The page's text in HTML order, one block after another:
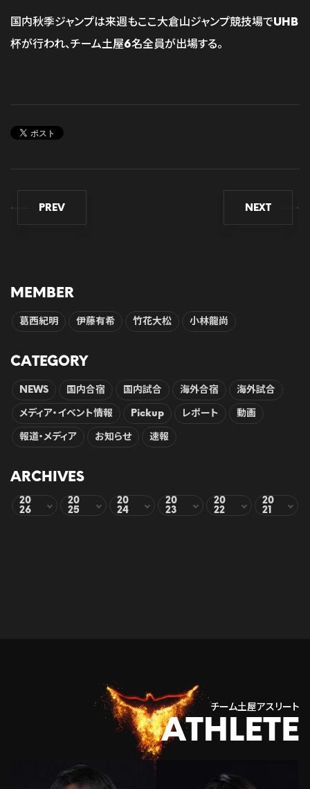
国内秋季ジャンプは来週もここ大倉山ジャンプ競技場でUHB
杯が行われ、チーム土屋6名全員が出場する。
PREV NEXT
MEMBER
葛西紀明 伊藤有希 竹花大松 小林龍尚
CATEGORY
NEWS 国内合宿 国内試合 海外合宿 海外試合
メディア・イベント情報 Pickup レポート 動画
報道・メディア お知らせ 速報
ARCHIVES
20
26
20
25
20
24
20
23
20
22
20
21
チーム土屋アスリート